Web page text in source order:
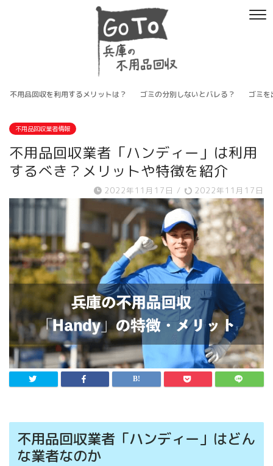
不用品回収を利用するメリットは？ ゴミの分別しないとバレる？ ゴミ
不用品回収業者情報
不用品回収業者「ハンディー」は利用
するべき？メリットや特徴を紹介
2022年11月17日 / 2022年11月17日
不用品回収業者「ハンディー」はどん
な業者なのか